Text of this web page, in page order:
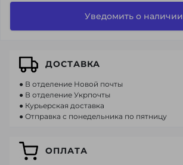
Уведомить о наличии
ДОСТАВКА
● В отделение Новой почты
● В отделение Укрпочты
● Курьерская доставка
● Отправка с понедельника по пятницу
ОПЛАТА